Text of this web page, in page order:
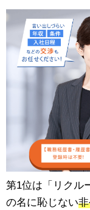
第1位は「リクル
の名に恥じない